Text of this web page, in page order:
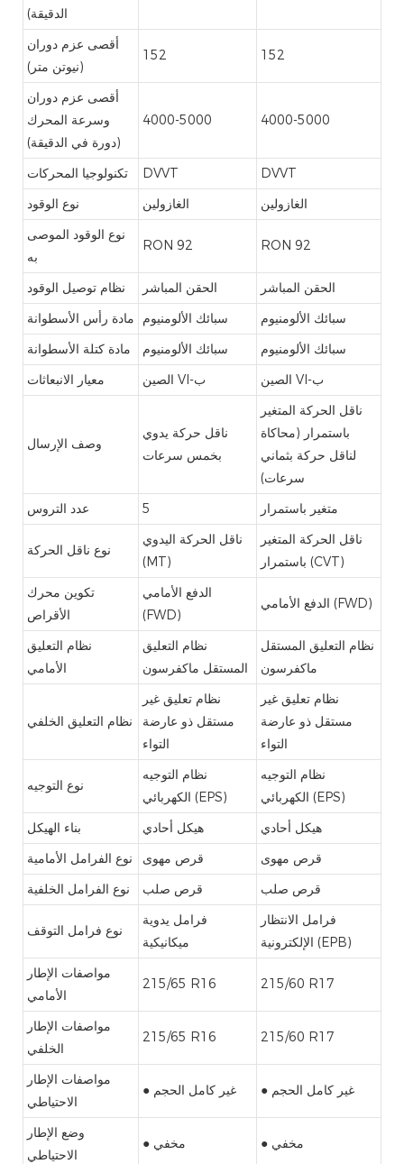
الدقيقة)
أقصى عزم دوران
(نيوتن متر)
152 152
أقصى عزم دوران
وسرعة المحرك
(دورة في الدقيقة)
4000-5000 4000-5000
تكنولوجيا المحركات DVVT
DVVT
نوع الوقود
الغازولين
الغازولين
نوع الوقود الموصى
به
RON 92 RON 92
نظام توصيل الوقود الحقن المباشر
الحقن المباشر
مادة رأس الأسطوانة
سبائك الألومنيوم
سبائك الألومنيوم
مادة كتلة الأسطوانة
سبائك الألومنيوم
سبائك الألومنيوم
معيار الانبعاثات
الصين VI-ب الصين VI-ب
وصف الإرسال
ناقل حركة يدوي
بخمس سرعات
ناقل الحركة المتغير
باستمرار (محاكاة
لناقل حركة بثماني
سرعات)
عدد التروس
5 متغير باستمرار
نوع ناقل الحركة
ناقل الحركة اليدوي
(MT)
ناقل الحركة المتغير
باستمرار (CVT)
تكوين محرك
الأقراص
الدفع الأمامي
(FWD)
الدفع الأمامي (FWD)
نظام التعليق
الأمامي
نظام التعليق
المستقل ماكفرسون
نظام التعليق المستقل
ماكفرسون
نظام التعليق الخلفي
نظام تعليق غير
مستقل ذو عارضة
التواء
نظام تعليق غير
مستقل ذو عارضة
التواء
نوع التوجيه
نظام التوجيه
الكهربائي (EPS)
نظام التوجيه
الكهربائي (EPS)
بناء الهيكل
هيكل أحادي
هيكل أحادي
نوع الفرامل الأمامية
قرص مهوى
قرص مهوى
نوع الفرامل الخلفية
قرص صلب قرص صلب
نوع فرامل التوقف
فرامل يدوية
ميكانيكية
فرامل الانتظار
الإلكترونية (EPB)
مواصفات الإطار
الأمامي
215/65 R16 215/60 R17
مواصفات الإطار
الخلفي
215/65 R16 215/60 R17
مواصفات الإطار
الاحتياطي
● غير كامل الحجم ● غير كامل الحجم
وضع الإطار
الاحتياطي
● مخفي ● مخفي